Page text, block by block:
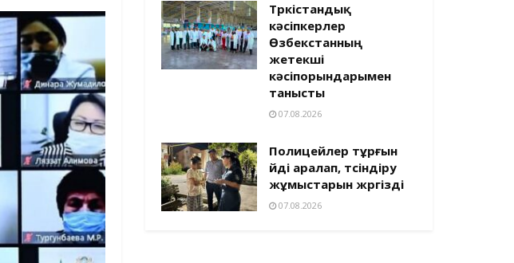
Түркістандық
кәсіпкерлер
Өзбекстанның
жетекші
кәсіпорындарымен
танысты
07.08.2026
Полицейлер тұрғын
үйді аралап, түсіндіру
жұмыстарын жүргізді
07.08.2026